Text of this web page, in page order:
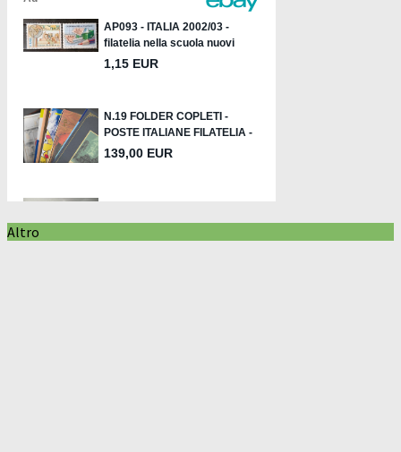
Altro